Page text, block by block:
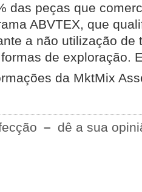
das peças que
ABVTEX, que
a não utilização de
de exploração.
da MktMix
– dê a sua